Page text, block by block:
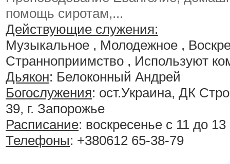
помощь сиротам,...
Действующие служения:
Музыкальное , Молодежное ,
Странноприимство , Используют
Дьякон: Белоконный Андрей
Богослужения: ост.Украина, ДК
39, г. Запорожье
Расписание: воскресенье с 11 до 13
Телефоны: +380612 65-38-79